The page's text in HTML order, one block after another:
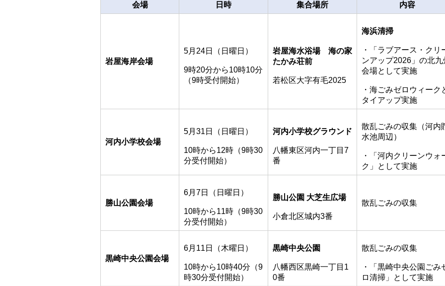
会場 日時 集合場所 内容
岩屋海岸会場
5月24日（日曜日）
9時20分から10時10分
（9時受付開始）
岩屋海水浴場 海の家
たかみ荘前
若松区大字有毛2025
海浜清掃
・「ラブアース・クリ
ンアップ2026」の北九
会場として実施
・海ごみゼロウィーク
タイアップ実施
河内小学校会場
5月31日（日曜日）
10時から12時（9時30
分受付開始）
河内小学校グラウンド
八幡東区河内一丁目7
番
散乱ごみの収集（河内
水池周辺）
・「河内クリーンウォ
ク」として実施
勝山公園会場
6月7日（日曜日）
10時から11時（9時30
分受付開始）
勝山公園 大芝生広場
小倉北区城内3番
散乱ごみの収集
黒崎中央公園会場
6月11日（木曜日）
10時から10時40分（9
時30分受付開始）
黒崎中央公園
八幡西区黒崎一丁目1
0番
散乱ごみの収集
・「黒崎中央公園ごみ
ロ清掃」として実施